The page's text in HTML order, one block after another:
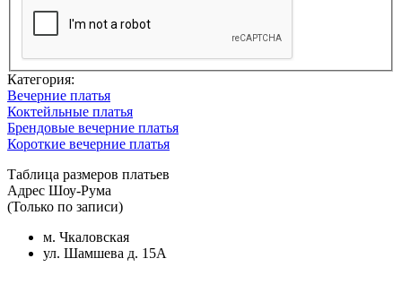
Категория:
Вечерние платья
Коктейльные платья
Брендовые вечерние платья
Короткие вечерние платья
Таблица размеров платьев
Адрес Шоу-Рума
(Только по записи)
м. Чкаловская
ул. Шамшева д. 15А